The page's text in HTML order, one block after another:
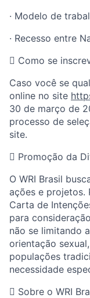
· Modelo de
· Recesso entre
 Como se
Caso você se
online no site
30 de março de
processo de
site.
 Promoção da
O WRI Brasil
ações e projetos.
Carta de
para
não se limitando
orientação
populações
necessidade
 Sobre o WRI